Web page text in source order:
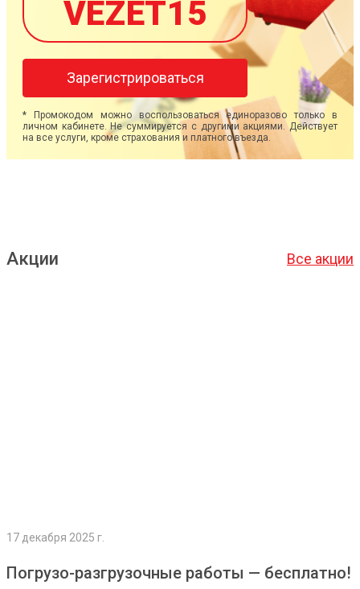
VEZET15
Зарегистрироваться
* Промокодом можно воспользоваться единоразово только в
личном кабинете. Не суммируется с другими акциями. Действует
на все услуги, кроме страхования и платного въезда.
Акции Все акции
17 декабря 2025 г.
Погрузо-разгрузочные работы — бесплатно!